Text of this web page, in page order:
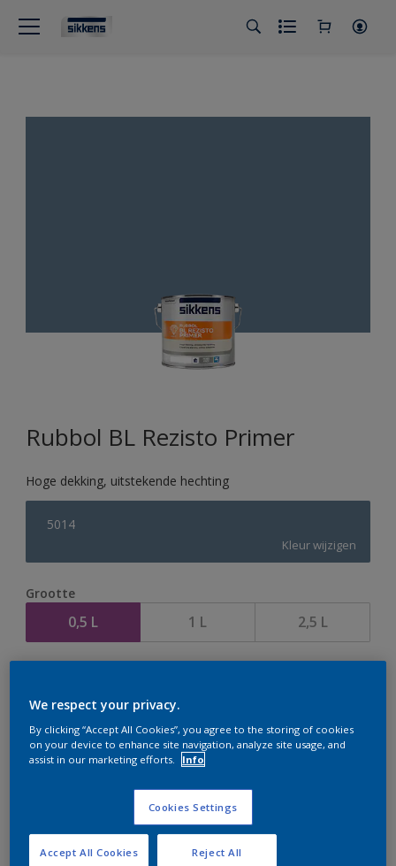
Rubbol BL Rezisto Primer
Hoge dekking, uitstekende hechting
5014
Kleur wijzigen
Grootte
0,5 L 1 L 2,5 L
Op dit moment is het niet mogelijk dit product online
te bestellen. Houd de website in de gaten, we werken
er hard aan om de voorraad aan te vullen.
We respect your privacy.
By clicking “Accept All Cookies”, you agree to the storing of cookies
on your device to enhance site navigation, analyze site usage, and
assist in our marketing efforts.
Info
Cookies Settings
Reject All
Accept All Cookies